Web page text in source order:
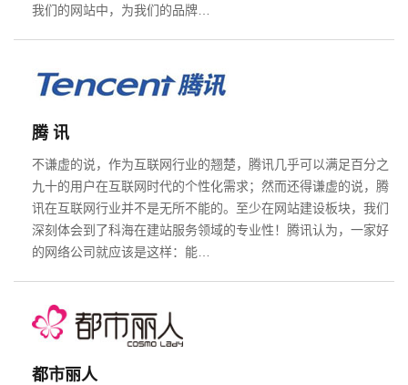
我们的网站中，为我们的品牌…
腾 讯
不谦虚的说，作为互联网行业的翘楚，腾讯几乎可以满足百分之
九十的用户在互联网时代的个性化需求；然而还得谦虚的说，腾
讯在互联网行业并不是无所不能的。至少在网站建设板块，我们
深刻体会到了科海在建站服务领域的专业性！腾讯认为，一家好
的网络公司就应该是这样：能…
都市丽人
请输入您的公司名称 您的称呼